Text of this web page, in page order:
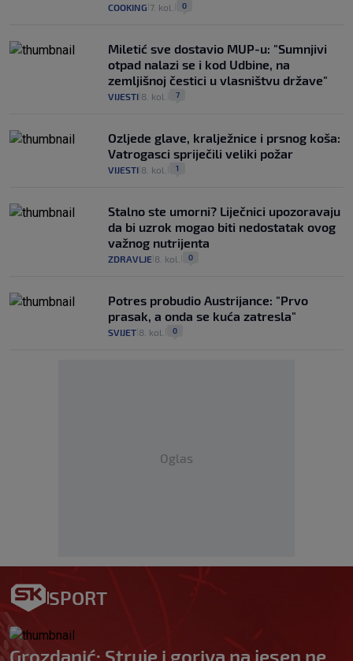
COOKING 7. kol. 0
Miletić sve dostavio MUP-u: "Sumnjivi
otpad nalazi se i kod Udbine, na
zemljišnoj čestici u vlasništvu države"
VIJESTI 8. kol. 7
Ozljede glave, kralježnice i prsnog koša:
Vatrogasci spriječili veliki požar
VIJESTI 8. kol. 1
Stalno ste umorni? Liječnici upozoravaju
da bi uzrok mogao biti nedostatak ovog
važnog nutrijenta
ZDRAVLJE 8. kol. 0
Potres probudio Austrijance: "Prvo
prasak, a onda se kuća zatresla"
SVIJET 8. kol. 0
Oglas
SPORT
Grozdanić: Struje i goriva na jesen ne